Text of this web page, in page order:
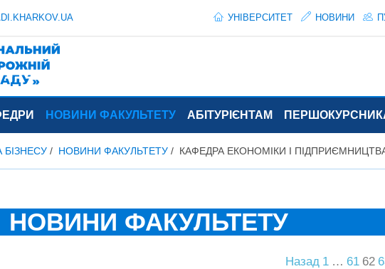
UA
УНІВЕРСИТЕТ
НОВИНИ
НОВИНИ ФАКУЛЬТЕТУ АБІТУРІЄНТАМ
БІЗНЕСУ НОВИНИ ФАКУЛЬТЕТУ КАФЕДРА ЕКОНОМІКИ І
НОВИНИ ФАКУЛЬТЕТУ
Назад 1 … 61 62